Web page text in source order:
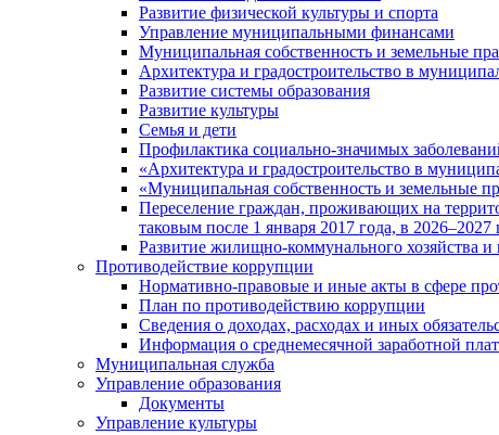
Развитие физической культуры и спорта
Управление муниципальными финансами
Муниципальная собственность и земельные
Архитектура и градостроительство в
Развитие системы образования
Развитие культуры
Семья и дети
Профилактика социально-значимых
«Архитектура и градостроительство в
«Муниципальная собственность и земельные
Переселение граждан, проживающих на
таковым после 1 января 2017 года, в 2026–2027
Развитие жилищно-коммунального хозяйства
Противодействие коррупции
Нормативно-правовые и иные акты в сфере
План по противодействию коррупции
Сведения о доходах, расходах и иных
Информация о среднемесячной заработной
Муниципальная служба
Управление образования
Документы
Управление культуры